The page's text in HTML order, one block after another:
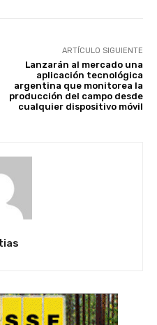
ARTÍCULO SIGUIENTE
Lanzarán al mercado una
aplicación tecnológica
argentina que monitorea la
producción del campo desde
cualquier dispositivo móvil